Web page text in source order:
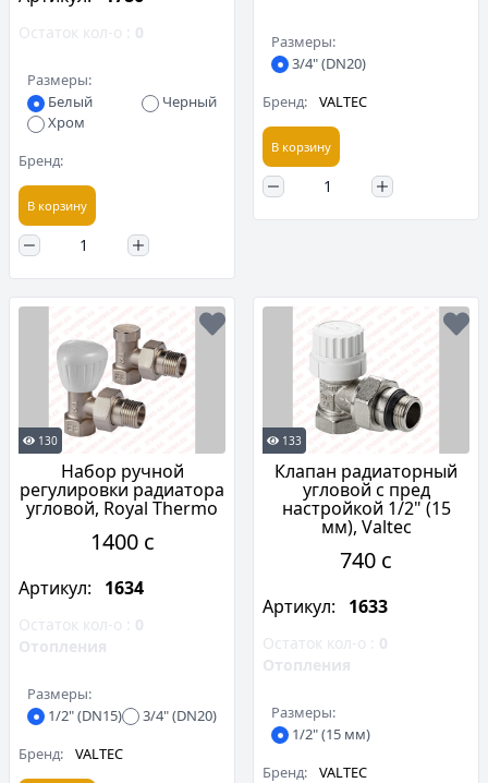
Остаток кол-о : 0
Размеры:
Белый
Черный
Хром
Бренд:
В корзину
Размеры:
3/4" (DN20)
Бренд:
VALTEC
В корзину
130
Набор ручной
регулировки радиатора
угловой, Royal Thermo
1400 c
Артикул: 1634
Остаток кол-о : 0
Отопления
Размеры:
1/2" (DN15)
3/4" (DN20)
Бренд:
VALTEC
133
Клапан радиаторный
угловой с пред
настройкой 1/2" (15
мм), Valtec
740 c
Артикул: 1633
Остаток кол-о : 0
Отопления
Размеры:
1/2" (15 мм)
Бренд:
VALTEC